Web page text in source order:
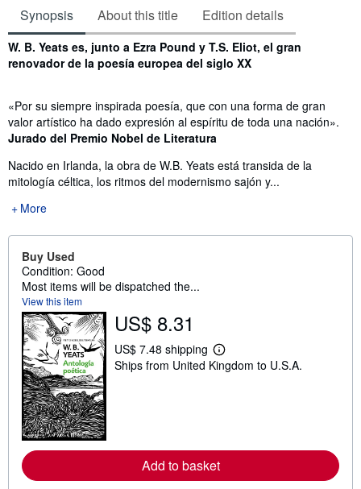
Synopsis About this title Edition details
Synopsis
W. B. Yeats es, junto a Ezra Pound y T.S. Eliot, el gran
renovador de la poesía europea del siglo XX
«Por su siempre inspirada poesía, que con una forma de gran
valor artístico ha dado expresión al espíritu de toda una nación».
Jurado del Premio Nobel de Literatura
Nacido en Irlanda, la obra de W.B. Yeats está transida de la
mitología céltica, los ritmos del modernismo sajón y...
More
Buy Used
Condition: Good
Most items will be dispatched the...
View this item
US$ 8.31
US$ 7.48 shipping
L
e
e
a
Ships from United Kingdom to U.S.A.
Add to basket